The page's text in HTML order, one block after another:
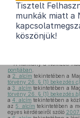
az egyes
A Kormány a Nemzeti
pontjában
a 2. alcím tekintetében a
törvény 26. § (1) bekezdés c)
a3. alcím tekintetében a
törvény 26. § (1) bekezdés b)
a 4. alcím tekintetében a
az 5. alcím tekintetében a
egyes kérdéseiről szóló
Tisztelt
munkák miatt a
köszönjük!